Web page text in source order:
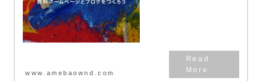
www.amebaownd.com